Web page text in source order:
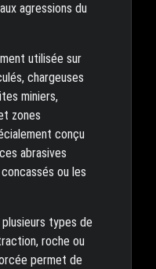
agressions du
utilisée sur
chargeuses
miniers,
zones
conçu
abrasives
ou les
types de
roche ou
permet de